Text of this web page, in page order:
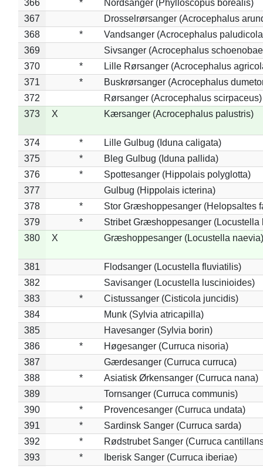
366 *
Nordsanger (Phylloscopus borealis)
367
Drosselrørsanger (Acrocephalus
368
*
Vandsanger (Acrocephalus
369
Sivsanger (Acrocephalus
370
*
Lille Rørsanger (Acrocephalus
371
*
Buskrørsanger (Acrocephalus
372
Rørsanger (Acrocephalus scirpaceus)
373
X Kærsanger (Acrocephalus palustris)
374 *
Lille Gulbug (Iduna caligata)
375
*
Bleg Gulbug (Iduna pallida)
376
*
Spottesanger (Hippolais polyglotta)
377
Gulbug (Hippolais icterina)
378
*
Stor Græshoppesanger (Helopsaltes
379
*
Stribet Græshoppesanger (Locustella
380
X Græshoppesanger (Locustella naevia)
381
Flodsanger (Locustella fluviatilis)
382
Savisanger (Locustella luscinioides)
383
*
Cistussanger (Cisticola juncidis)
384
Munk (Sylvia atricapilla)
385
Havesanger (Sylvia borin)
386
*
Høgesanger (Curruca nisoria)
387
Gærdesanger (Curruca curruca)
388
*
Asiatisk Ørkensanger (Curruca nana)
389
Tornsanger (Curruca communis)
390
*
Provencesanger (Curruca undata)
391
*
Sardinsk Sanger (Curruca sarda)
392
*
Rødstrubet Sanger (Curruca
393
*
Iberisk Sanger (Curruca iberiae)